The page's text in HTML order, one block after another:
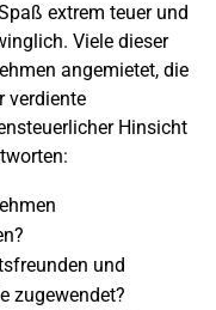
extrem teuer und
Viele dieser
angemietet, die
verdiente
Hinsicht
und
zugewendet?